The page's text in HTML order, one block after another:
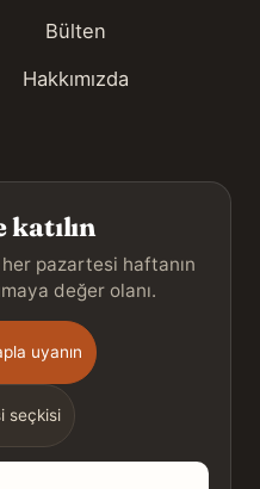
Bülten
Hakkımızda
katılın
pazartesi haftanın
değer olanı.
uyanın
seçkisi